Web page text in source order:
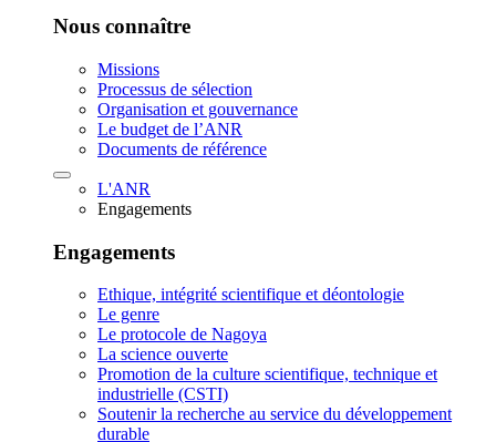
Nous connaître
Missions
Processus de sélection
Organisation et gouvernance
Le budget de l’ANR
Documents de référence
L'ANR
Engagements
Engagements
Ethique, intégrité scientifique et déontologie
Le genre
Le protocole de Nagoya
La science ouverte
Promotion de la culture scientifique, technique et
industrielle (CSTI)
Soutenir la recherche au service du développement
durable